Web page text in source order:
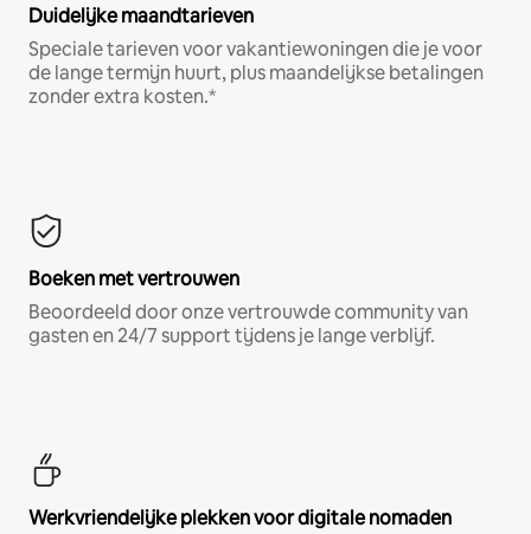
Duidelijke maandtarieven
Speciale tarieven voor vakantiewoningen die je voor
de lange termijn huurt, plus maandelijkse betalingen
zonder extra kosten.*
Boeken met vertrouwen
Beoordeeld door onze vertrouwde community van
gasten en 24/7 support tijdens je lange verblijf.
Werkvriendelijke plekken voor digitale nomaden